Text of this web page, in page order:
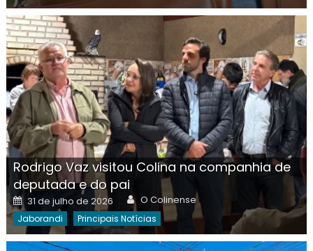
Rodrigo Vaz visitou Colina na companhia de
deputada e do pai
Posted
on
31 de julho de 2026 Author
O Colinense
Jaborandi Principais Notícias